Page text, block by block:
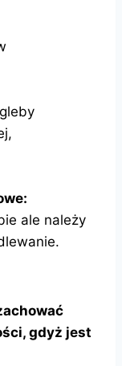
ale należy
gdyż jest